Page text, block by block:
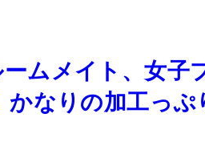
ムメイト、女子
かなりの加工っ